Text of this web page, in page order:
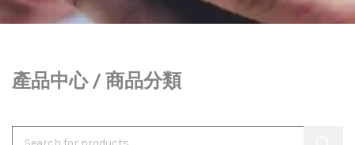
產品中心 / 商品分類